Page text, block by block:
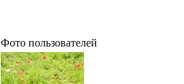
Фото пользователей